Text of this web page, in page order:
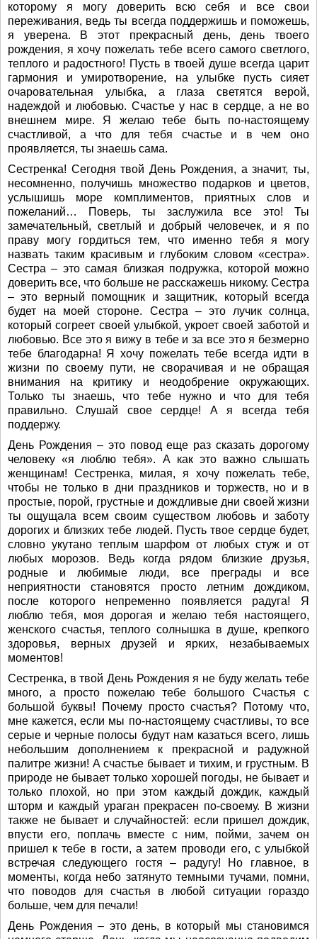
которому я могу доверить всю себя и все свои
переживания, ведь ты всегда поддержишь и поможешь,
я уверена. В этот прекрасный день, день твоего
рождения, я хочу пожелать тебе всего самого светлого,
теплого и радостного! Пусть в твоей душе всегда царит
гармония и умиротворение, на улыбке пусть сияет
очаровательная улыбка, а глаза светятся верой,
надеждой и любовью. Счастье у нас в сердце, а не во
внешнем мире. Я желаю тебе быть по-настоящему
счастливой, а что для тебя счастье и в чем оно
проявляется, ты знаешь сама.
Сестренка! Сегодня твой День Рождения, а значит, ты,
несомненно, получишь множество подарков и цветов,
услышишь море комплиментов, приятных слов и
пожеланий… Поверь, ты заслужила все это! Ты
замечательный, светлый и добрый человечек, и я по
праву могу гордиться тем, что именно тебя я могу
назвать таким красивым и глубоким словом «сестра».
Сестра – это самая близкая подружка, которой можно
доверить все, что больше не расскажешь никому. Сестра
– это верный помощник и защитник, который всегда
будет на моей стороне. Сестра – это лучик солнца,
который согреет своей улыбкой, укроет своей заботой и
любовью. Все это я вижу в тебе и за все это я безмерно
тебе благодарна! Я хочу пожелать тебе всегда идти в
жизни по своему пути, не сворачивая и не обращая
внимания на критику и неодобрение окружающих.
Только ты знаешь, что тебе нужно и что для тебя
правильно. Слушай свое сердце! А я всегда тебя
поддержу.
День Рождения – это повод еще раз сказать дорогому
человеку «я люблю тебя». А как это важно слышать
женщинам! Сестренка, милая, я хочу пожелать тебе,
чтобы не только в дни праздников и торжеств, но и в
простые, порой, грустные и дождливые дни своей жизни
ты ощущала всем своим существом любовь и заботу
дорогих и близких тебе людей. Пусть твое сердце будет,
словно укутано теплым шарфом от любых стуж и от
любых морозов. Ведь когда рядом близкие друзья,
родные и любимые люди, все преграды и все
неприятности становятся просто летним дождиком,
после которого непременно появляется радуга! Я
люблю тебя, моя дорогая и желаю тебя настоящего,
женского счастья, теплого солнышка в душе, крепкого
здоровья, верных друзей и ярких, незабываемых
моментов!
Сестренка, в твой День Рождения я не буду желать тебе
много, а просто пожелаю тебе большого Счастья с
большой буквы! Почему просто счастья? Потому что,
мне кажется, если мы по-настоящему счастливы, то все
серые и черные полосы будут нам казаться всего, лишь
небольшим дополнением к прекрасной и радужной
палитре жизни! А счастье бывает и тихим, и грустным. В
природе не бывает только хорошей погоды, не бывает и
только плохой, но при этом каждый дождик, каждый
шторм и каждый ураган прекрасен по-своему. В жизни
также не бывает и случайностей: если пришел дождик,
впусти его, поплачь вместе с ним, пойми, зачем он
пришел к тебе в гости, а затем проводи его, с улыбкой
встречая следующего гостя – радугу! Но главное, в
моменты, когда небо затянуто темными тучами, помни,
что поводов для счастья в любой ситуации гораздо
больше, чем для печали!
День Рождения – это день, в который мы становимся